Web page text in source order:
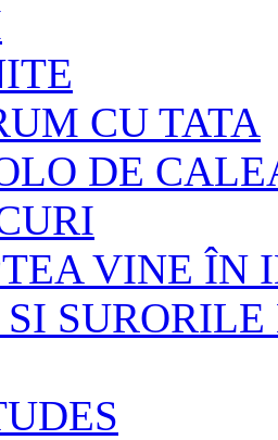
CU TATA
DE
VINE ÎN
SI